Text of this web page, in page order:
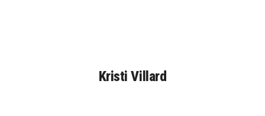
Kristi Villard